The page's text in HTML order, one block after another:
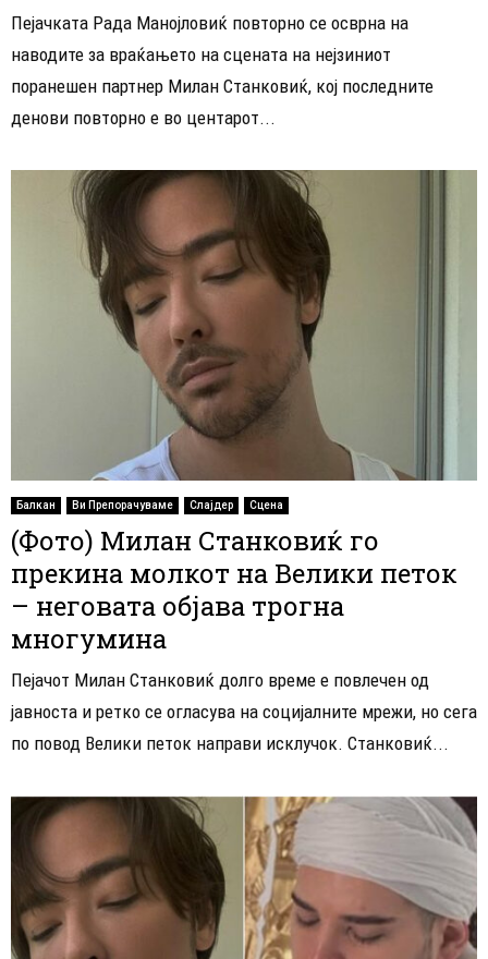
Пејачката Рада Манојловиќ повторно се осврна на
наводите за враќањето на сцената на нејзиниот
поранешен партнер Милан Станковиќ, кој последните
денови повторно е во центарот...
Балкан Ви Препорачуваме Слајдер Сцена
(Фото) Милан Станковиќ го
прекина молкот на Велики петок
– неговата објава трогна
многумина
Пејачот Милан Станковиќ долго време е повлечен од
јавноста и ретко се огласува на социјалните мрежи, но сега
по повод Велики петок направи исклучок. Станковиќ...